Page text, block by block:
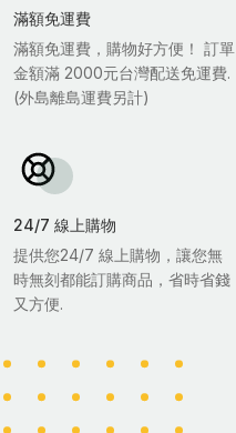
滿額免運費
滿額免運費，購物好方便！ 訂單
金額滿 2000元台灣配送免運費.
(外島離島運費另計)
24/7 線上購物
提供您24/7 線上購物，讓您無
時無刻都能訂購商品，省時省錢
又方便.